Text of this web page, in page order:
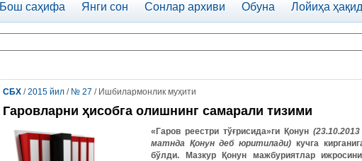
Бош саҳифа Янги сон Сонлар архиви Обуна Лойиҳа
СБХ /2015 йил / № 27 / Ишбилармонлик муҳити
Гаровларни ҳисобга олишнинг самарали тизими
« Гаров реестри тўғрисида»ги Қонун
матнда Қонун деб юритилади) кучга
бўлди. Мазкур Қонун мажбуриятлар ижросини